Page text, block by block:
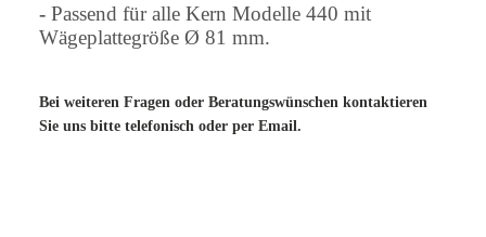
- Passend für alle Kern Modelle 440 mit
Wägeplattegröße Ø 81 mm.
Bei weiteren Fragen oder Beratungswünschen kontaktieren
Sie uns bitte telefonisch oder per Email.